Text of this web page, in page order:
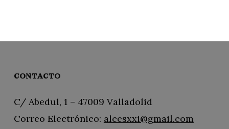
CONTACTO
C/ Abedul, 1 – 47009 Valladolid
Correo Electrónico: alcesxxi@gmail.com